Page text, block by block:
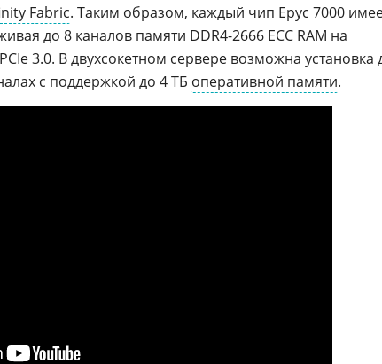
Fabric. Таким образом, каждый чип Epyc 7000
до 8 каналов памяти DDR4-2666 ECC RAM на
3.0. В двухсокетном сервере возможна установка
с поддержкой до 4 ТБ оперативной памяти.